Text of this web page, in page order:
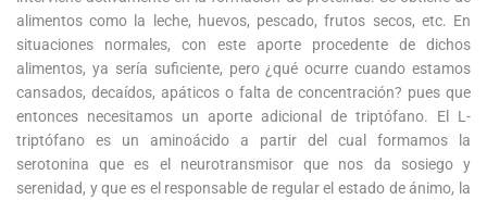
alimentos como la leche, huevos, pescado, frutos secos, etc. En
situaciones normales, con este aporte procedente de dichos
alimentos, ya sería suficiente, pero ¿qué ocurre cuando estamos
cansados, decaídos, apáticos o falta de concentración? pues que
entonces necesitamos un aporte adicional de triptófano. El L-
triptófano es un aminoácido a partir del cual formamos la
serotonina que es el neurotransmisor que nos da sosiego y
serenidad, y que es el responsable de regular el estado de ánimo, la